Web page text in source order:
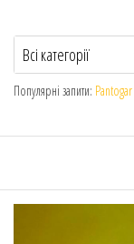
Популярні запити: Pantogar